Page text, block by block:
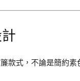
款式，不論是簡約